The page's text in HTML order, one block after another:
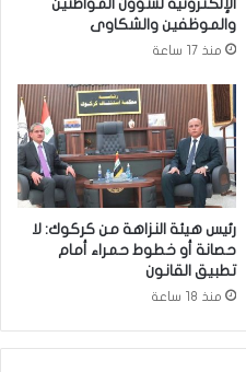
الإلكترونية لشؤون المواطنين
والموظفين والشكاوى
منذ 17 ساعة
رئيس هيئة النزاهة من كركوك: لا
حصانة أو خطوط حمراء أمام
تطبيق القانون
منذ 18 ساعة